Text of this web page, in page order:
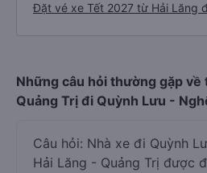
Đặt vé xe Tết 2027 từ Hải Lăng
Những câu hỏi thường gặp về
Quảng Trị đi Quỳnh Lưu -
Câu hỏi: Nhà xe đi Quỳnh
Hải Lăng - Quảng Trị được